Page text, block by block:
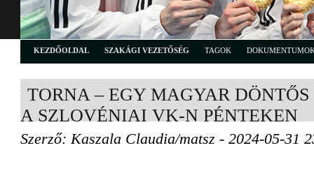
KEZDŐOLDAL SZAKÁGI VEZETŐSÉG TAGOK
TORNA – EGY MAGYAR DÖNTŐS
A SZLOVÉNIAI VK-N PÉNTEKEN
Szerző: Kaszala Claudia/matsz - 2024-05-31